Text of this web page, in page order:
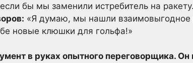
бы мы заменили истребитель на
«Я думаю, мы нашли взаимовыгодное
новые клюшки для гольфа!»
в руках опытного переговорщика. Он